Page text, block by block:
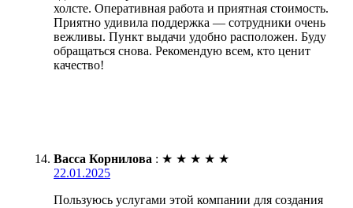
холсте. Оперативная работа и приятная стоимость.
Приятно удивила поддержка — сотрудники очень
вежливы. Пункт выдачи удобно расположен. Буду
обращаться снова. Рекомендую всем, кто ценит
качество!
Васса Корнилова : ★ ★ ★ ★ ★
22.01.2025
Пользуюсь услугами этой компании для создания